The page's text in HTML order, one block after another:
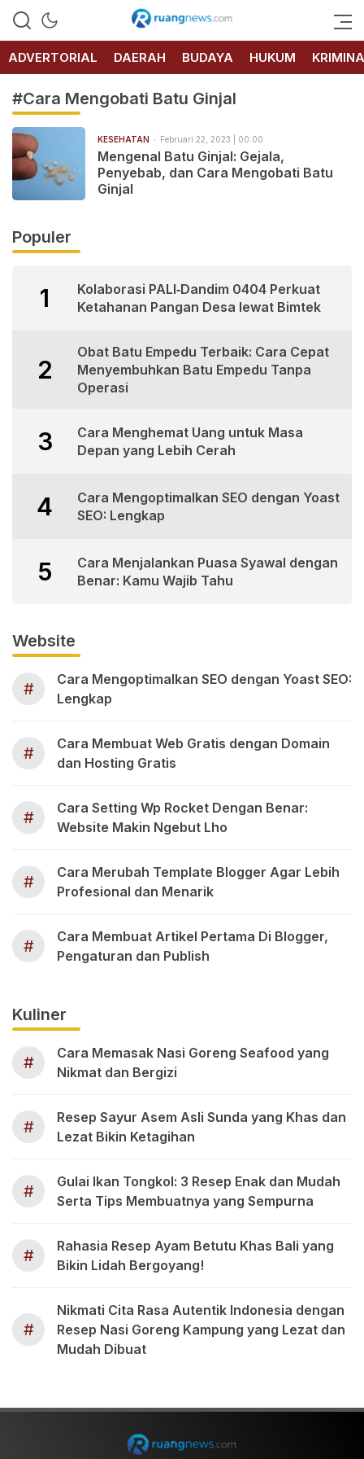
RUANG
NEWS
ADVERTORIAL
DAERAH BUDAYA HUKUM
#Cara Mengobati Batu Ginjal
KESEHATAN Februari 22, 2023 | 00:00
Mengenal Batu Ginjal: Gejala,
Penyebab, dan Cara Mengobati Batu
Ginjal
Populer
1
Kolaborasi PALI‑Dandim 0404 Perkuat
Ketahanan Pangan Desa lewat Bimtek
2
Obat Batu Empedu Terbaik: Cara Cepat
Menyembuhkan Batu Empedu Tanpa
Operasi
3
Cara Menghemat Uang untuk Masa
Depan yang Lebih Cerah
4
Cara Mengoptimalkan SEO dengan Yoast
SEO: Lengkap
5
Cara Menjalankan Puasa Syawal dengan
Benar: Kamu Wajib Tahu
Website
#
Cara Mengoptimalkan SEO dengan Yoast SEO:
Lengkap
#
Cara Membuat Web Gratis dengan Domain
dan Hosting Gratis
#
Cara Setting Wp Rocket Dengan Benar:
Website Makin Ngebut Lho
#
Cara Merubah Template Blogger Agar Lebih
Profesional dan Menarik
#
Cara Membuat Artikel Pertama Di Blogger,
Pengaturan dan Publish
Kuliner
#
Cara Memasak Nasi Goreng Seafood yang
Nikmat dan Bergizi
#
Resep Sayur Asem Asli Sunda yang Khas dan
Lezat Bikin Ketagihan
#
Gulai Ikan Tongkol: 3 Resep Enak dan Mudah
Serta Tips Membuatnya yang Sempurna
#
Rahasia Resep Ayam Betutu Khas Bali yang
Bikin Lidah Bergoyang!
#
Nikmati Cita Rasa Autentik Indonesia dengan
Resep Nasi Goreng Kampung yang Lezat dan
Mudah Dibuat